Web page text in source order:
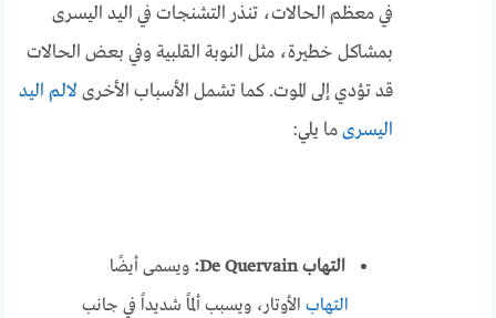
في معظم الحالات، تنذر التشنجات في اليد اليسرى
بمشاكل خطيرة، مثل النوبة القلبية وفي بعض الحالات
قد تؤدي إلى الموت.كما تشمل الأسباب الأخرىلالم اليد
اليسرىما يلي:
التهاب De Quervain:
ويسمى أيضًا
التهاب الأوتار، ويسبب ألماً شديداً في جانب